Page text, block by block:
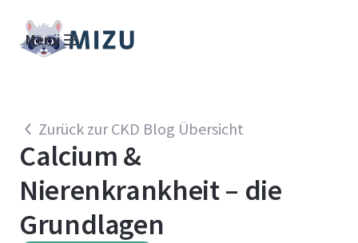
Menü
Zurück zur CKD Blog Übersicht
Calcium &
Nierenkrankheit – die
Grundlagen